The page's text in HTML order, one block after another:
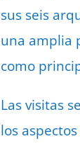
sus seis
una amplia
como
Las visitas
los